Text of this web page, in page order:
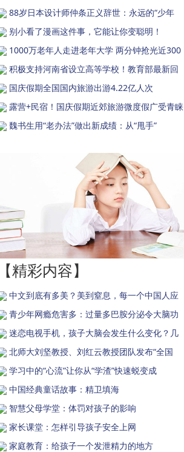
88岁日本设计师仲条正义辞世：永远的“少年
别小看了漫画这件事，它能让你变聪明！
1000万老年人走进老年大学 两分钟抢光近300
积极支持河南省设立高等学校！教育部最新回
国庆假期全国国内旅游出游4.22亿人次
露营+民宿！国庆假期近郊旅游微度假广受青睐
魏书生用“老办法”做出新成绩：从“甩手”
【精彩内容】
中文到底有多美？美到窒息，每一个中国人应
青少年网瘾危害多：过量多巴胺分泌令大脑功
迷恋电视手机，孩子大脑会发生什么变化？几
北师大刘坚教授、刘红云教授团队发布“全国
学习中的“心流”让你从“学渣”快速蜕变成
中国经典童话故事：精卫填海
智慧父母学堂：体罚对孩子的影响
家长课堂：怎样引导孩子安全上网
家庭教育：给孩子一个发泄精力的地方